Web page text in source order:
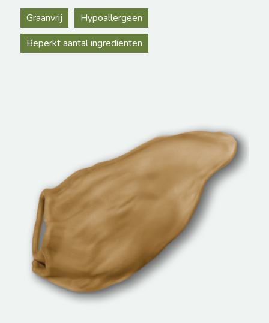
Graanvrij
Hypoallergeen
Beperkt aantal ingrediënten